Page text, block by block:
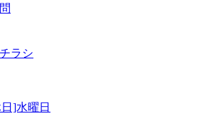
ラシ
]水曜日